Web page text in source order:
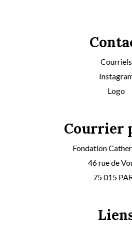
Courriels
Logo
Courrier
Fondation
46 rue de
75 015